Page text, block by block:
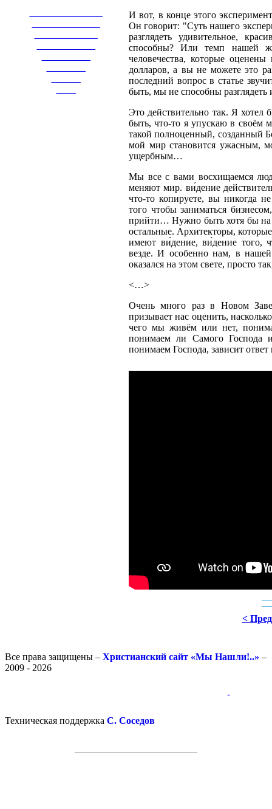
И вот, в конце этого
Он говорит: "Суть нашего
разглядеть удивительное,
способны? Или темп нашей
человечества, которые
долларов, а вы не можете это
последний вопрос в статье
быть, мы не способны
Это действительно так. Я хотел
быть, что-то я упускаю в своём
такой полноценный, созданный
мой мир становится ужасным,
ущербным…
Мы все с вами восхищаемся
меняют мир. ви́дение
что-то копируете, вы никогда
того чтобы заниматься
прийти… Нужно быть хотя бы на
остальные. Архитекторы,
имеют ви́дение, ви́дение того,
везде. И особенно нам, в
оказался на этом свете, просто
<…>
Очень много раз в Новом
призывает нас оценить,
чего мы живём или нет,
понимаем ли Самого Господа
понимаем Господа, зависит
<
Все права защищены – Христианский сайт «Мы Нашли!..» –
2009 - 2026
-
Техническая поддержка С. Соседов